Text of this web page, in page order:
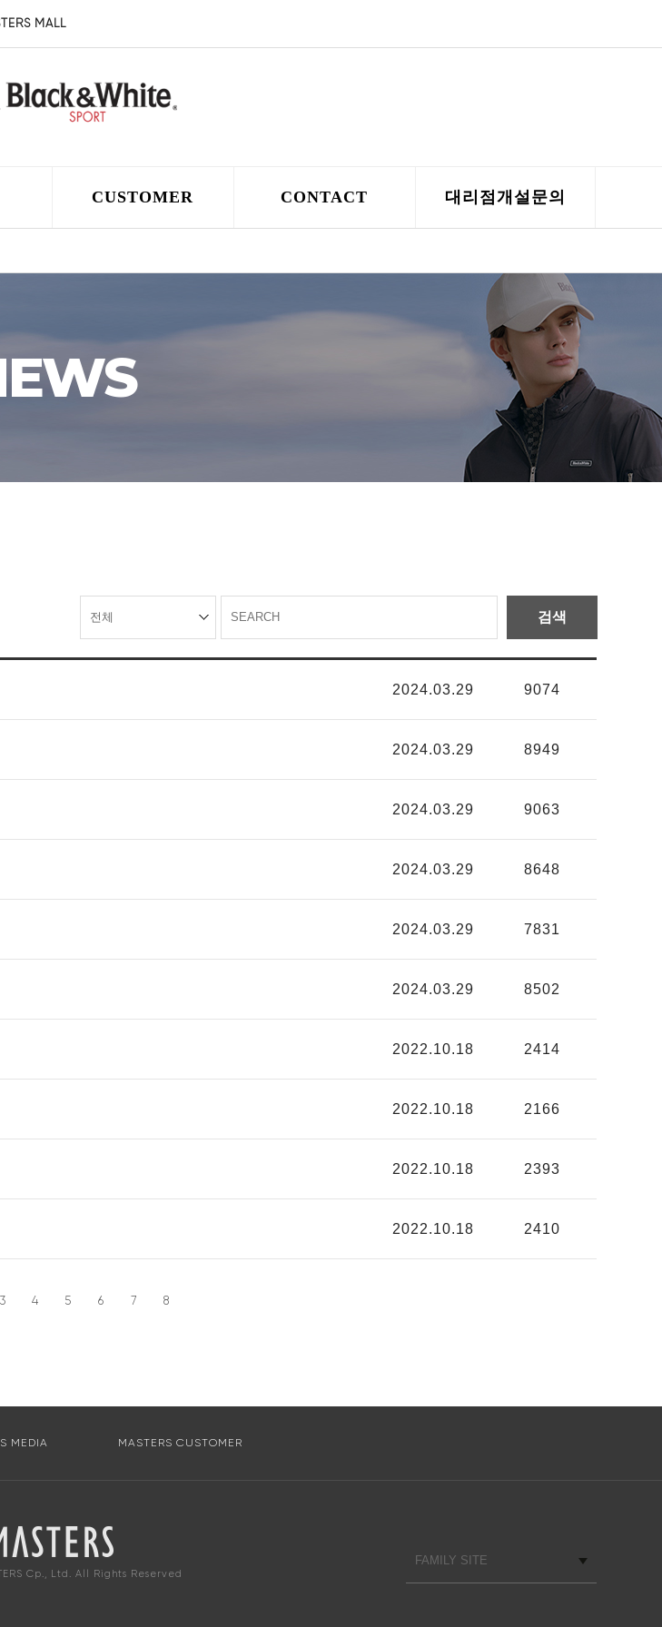
MALL
CUSTOMER CONTACT 대리점개설문의
2024.03.29 9074
2024.03.29 8949
2024.03.29 9063
2024.03.29 8648
2024.03.29 7831
2024.03.29 8502
2022.10.18 2414
2022.10.18 2166
2022.10.18 2393
2022.10.18 2410
3 4 5 6 7 8
MEDIA MASTERS CUSTOMER
Cp., Ltd. All Rights Reserved